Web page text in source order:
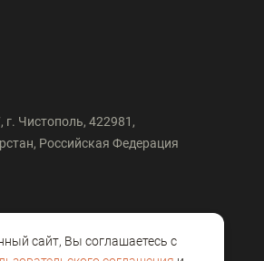
г. Чистополь, 422981,
Российская Федерация
сайт, Вы соглашаетесь с